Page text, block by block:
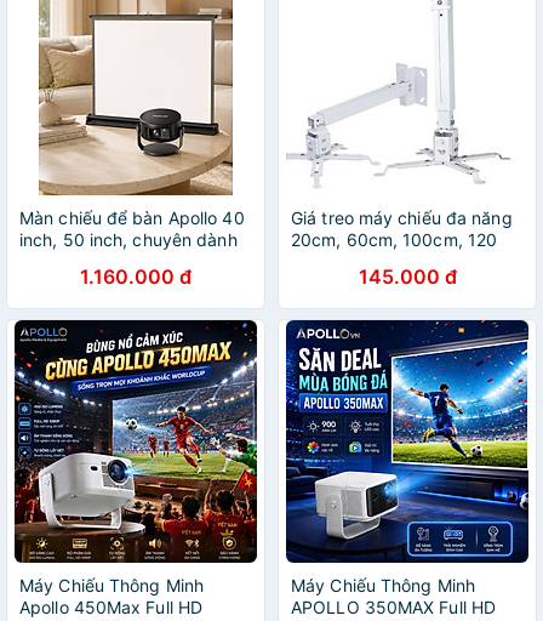
Màn chiếu để bàn Apollo 40
inch, 50 inch, chuyên dành
nhẹ, di động - Hàng nhập
khẩu
1.160.000 đ
Giá treo máy chiếu đa năng
20cm, 60cm, 100cm, 120
gắn trần hoặc gắn tường (có
thể treo ngang) - Hàng nhập
khẩu
145.000 đ
Máy Chiếu Thông Minh
Apollo 450Max Full HD
Máy Chiếu Thông Minh
APOLLO 350MAX Full HD